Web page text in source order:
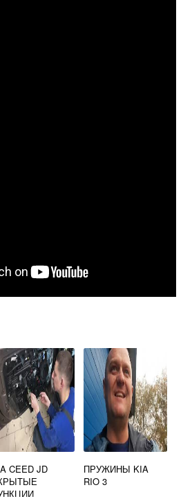
CEED JD
ПРУЖИНЫ KIA
RIO 3